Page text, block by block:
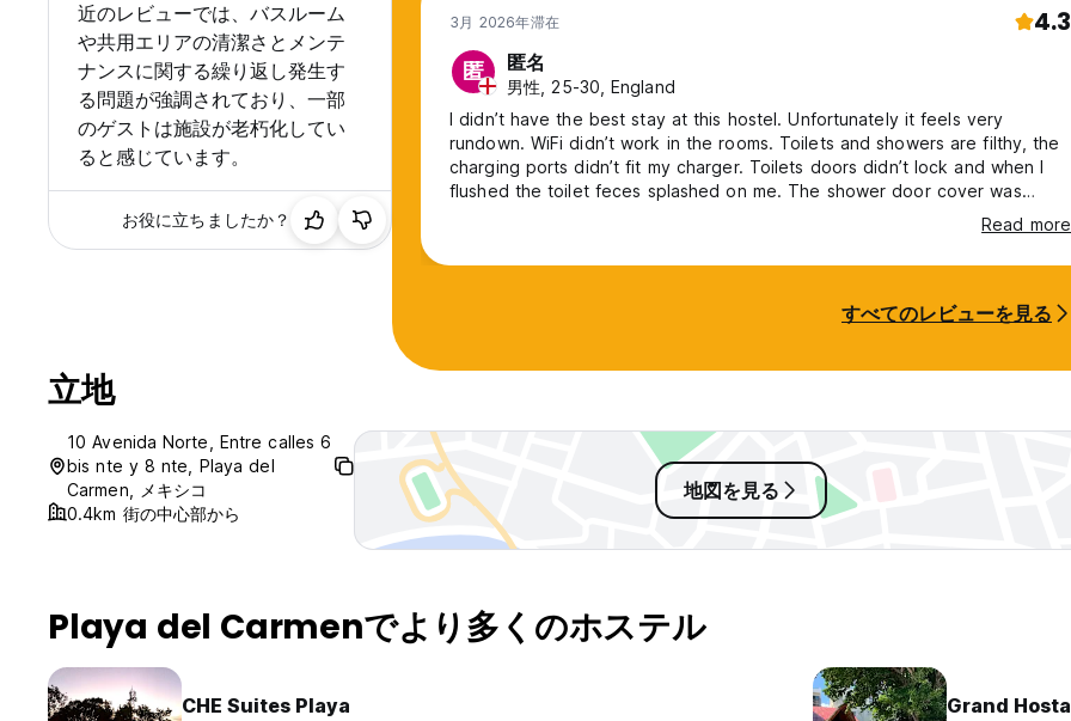
近のレビューでは、バスルーム
や共用エリアの清潔さとメンテ
ナンスに関する繰り返し発生す
る問題が強調されており、一部
のゲストは施設が老朽化してい
ると感じています。
お役に立ちましたか？
3月 2026年滞在 4.3
匿 匿名
男性, 25-30, England
I didn’t have the best stay at this hostel. Unfortunately it feels very
rundown. WiFi didn’t work in the rooms. Toilets and showers are filthy, the
charging ports didn’t fit my charger. Toilets doors didn’t lock and when I
flushed the toilet feces splashed on me. The shower door cover was
broken. The lockers in the room lock. The only saving grace of this hotel
is it’s in a good location and the rooftop was relaxing. With a few
renovations and love this hostel could be really nice.
Read more
すべてのレビューを見る
立地
10 Avenida Norte, Entre calles 6
bis nte y 8 nte, Playa del
Carmen, メキシコ
0.4km 街の中心部から
地図を見る
Playa del Carmenでより多くのホステル
CHE Suites Playa
Grand